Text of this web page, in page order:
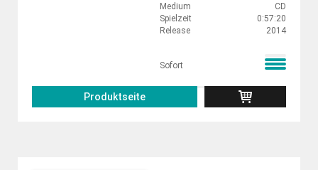
Medium
CD
Spielzeit
0:57:20
Release
2014
Sofort
Produktseite